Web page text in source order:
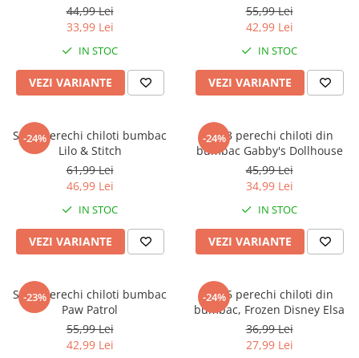
44,99 Lei
33,99 Lei
IN STOC
VEZI VARIANTE
55,99 Lei
42,99 Lei
IN STOC
VEZI VARIANTE
-24%
Set 5 perechi chiloti bumbac
Lilo & Stitch
61,99 Lei
46,99 Lei
IN STOC
VEZI VARIANTE
-24%
Set 3 perechi chiloti din
bumbac Gabby's Dollhouse
45,99 Lei
34,99 Lei
IN STOC
VEZI VARIANTE
-23%
Set 5 perechi chiloti bumbac
Paw Patrol
55,99 Lei
42,99 Lei
-24%
Set 5 perechi chiloti din
bumbac, Frozen Disney Elsa
36,99 Lei
27,99 Lei